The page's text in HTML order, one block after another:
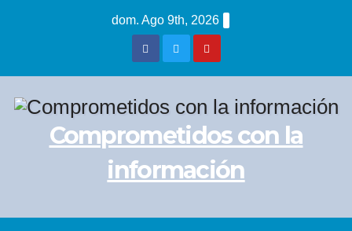
dom. Ago 9th, 2026
Comprometidos con la
información